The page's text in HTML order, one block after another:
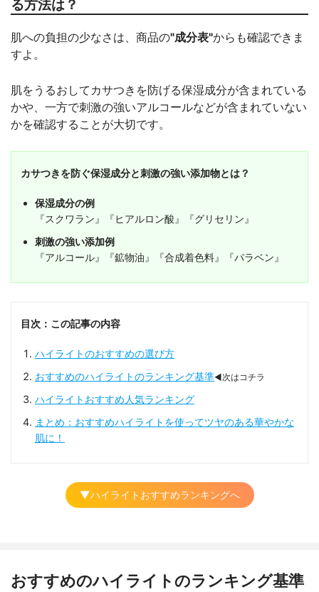
る方法は？
肌への負担の少なさは、商品の"成分表"からも確認できま
すよ。
肌をうるおしてカサつきを防げる保湿成分が含まれている
かや、一方で刺激の強いアルコールなどが含まれていない
かを確認することが大切です。
カサつきを防ぐ保湿成分と刺激の強い添加物とは？
保湿成分の例
『スクワラン』『ヒアルロン酸』『グリセリン』
刺激の強い添加例
『アルコール』『鉱物油』『合成着色料』『パラベン』
目次：この記事の内容
ハイライトのおすすめの選び方
おすすめのハイライトのランキング基準◀次はコチラ
ハイライトおすすめ人気ランキング
まとめ：おすすめハイライトを使ってツヤのある華やかな
肌に！
▼ハイライトおすすめランキングへ
おすすめのハイライトのランキング基準